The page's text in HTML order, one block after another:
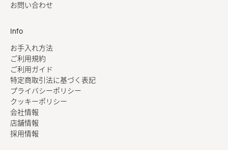
お問い合わせ
Info
お手入れ方法
ご利用規約
ご利用ガイド
特定商取引法に基づく表記
プライバシーポリシー
クッキーポリシー
会社情報
店舗情報
採用情報